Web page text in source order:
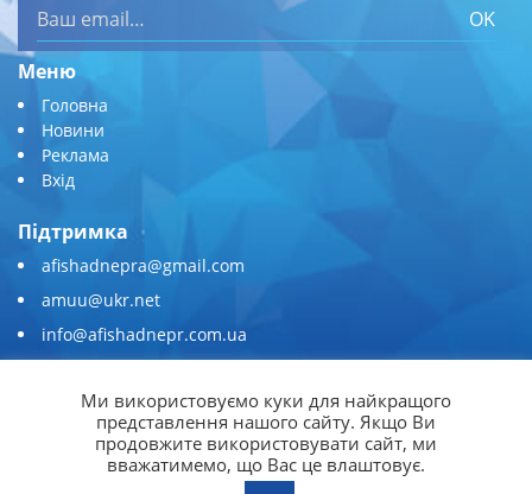
OK
Меню
Головна
Новини
Реклама
Вхід
Підтримка
afishadnepra@gmail.com
amuu@ukr.net
info@afishadnepr.com.ua
Приєднуйтесь
Ми використовуємо куки для найкращого
представлення нашого сайту. Якщо Ви
продовжите використовувати сайт, ми
вважатимемо, що Вас це влаштовує.